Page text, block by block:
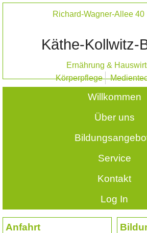
Richard-Wagner-Allee 40
Käthe-Kollwitz-
Ernährung &
Körperpflege
Willkommen
Über uns
Service
Kontakt
Log In
Anfahrt